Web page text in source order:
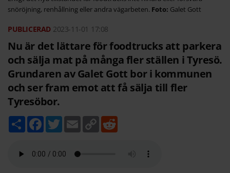
snöröjning, renhållning eller andra vägarbeten.
Galet Gott
2023-11-01 17:08
Nu är det lättare för foodtrucks att parkera
och sälja mat på många fler ställen i Tyresö.
Grundaren av Galet Gott bor i kommunen
och ser fram emot att få sälja till fler
Tyresöbor.
D
e
F
b
T
w
t
E
m
C
o